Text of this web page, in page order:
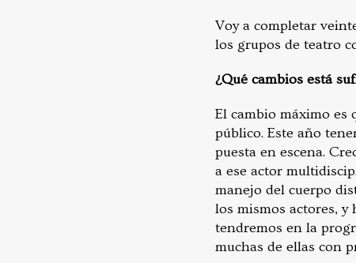
Voy a completar
los grupos de teatro
¿Qué cambios está
El cambio máximo es
público. Este año
puesta en escena.
a ese actor
manejo del cuerpo
los mismos actores, y
tendremos en la
muchas de ellas con